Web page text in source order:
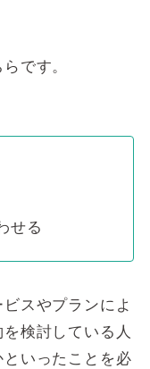
です。
せる
スやプランによ
検討している人
いったことを必